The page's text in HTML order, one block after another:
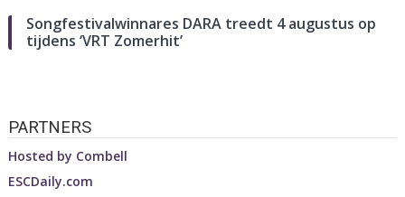
Songfestivalwinnares DARA treedt 4 augustus op
tijdens ‘VRT Zomerhit’
PARTNERS
Hosted by Combell
ESCDaily.com